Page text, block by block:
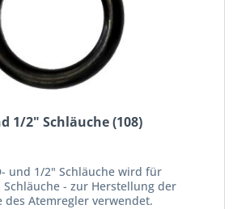
1/2" Schläuche (108)
und 1/2" Schläuche wird für
- zur Herstellung der
des Atemregler verwendet.